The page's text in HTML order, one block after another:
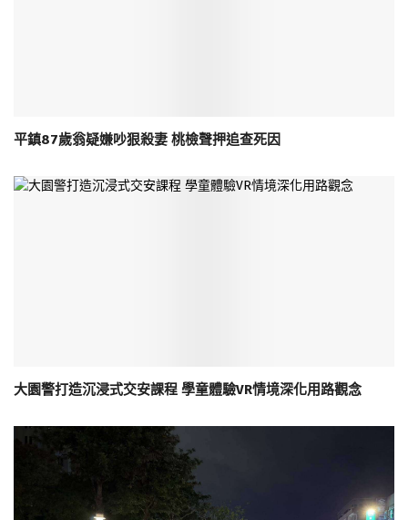
平鎮87歲翁疑嫌吵狠殺妻 桃檢聲押追查死因
大園警打造沉浸式交安課程 學童體驗VR情境深化用路觀念